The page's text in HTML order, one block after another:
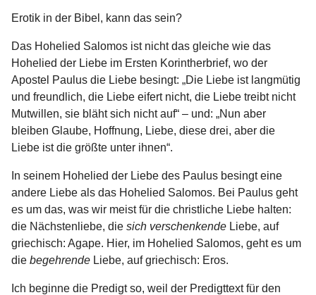
Erotik in der Bibel, kann das sein?
Das Hohelied Salomos ist nicht das gleiche wie das
Hohelied der Liebe im Ersten Korintherbrief, wo der
Apostel Paulus die Liebe besingt: „Die Liebe ist langmütig
und freundlich, die Liebe eifert nicht, die Liebe treibt nicht
Mutwillen, sie bläht sich nicht auf“ – und: „Nun aber
bleiben Glaube, Hoffnung, Liebe, diese drei, aber die
Liebe ist die größte unter ihnen“.
In seinem Hohelied der Liebe des Paulus besingt eine
andere Liebe als das Hohelied Salomos. Bei Paulus geht
es um das, was wir meist für die christliche Liebe halten:
die Nächstenliebe, die sich verschenkende Liebe, auf
griechisch: Agape. Hier, im Hohelied Salomos, geht es um
die begehrende Liebe, auf griechisch: Eros.
Ich beginne die Predigt so, weil der Predigttext für den